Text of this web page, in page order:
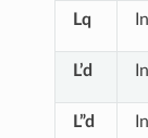
Lq
L’d
L”d